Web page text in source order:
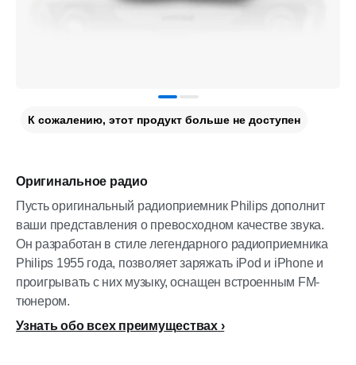
Оригинальное радио
Пусть оригинальный радиоприемник Philips дополнит
ваши представления о превосходном качестве звука.
Он разработан в стиле легендарного радиоприемника
Philips 1955 года, позволяет заряжать iPod и iPhone и
проигрывать с них музыку, оснащен встроенным FM-
тюнером.
Узнать обо всех преимуществах
К сожалению, этот продукт больше не доступен